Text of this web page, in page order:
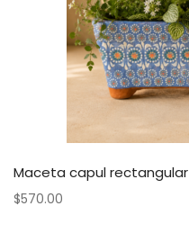
Maceta capul rectangular
$570.00